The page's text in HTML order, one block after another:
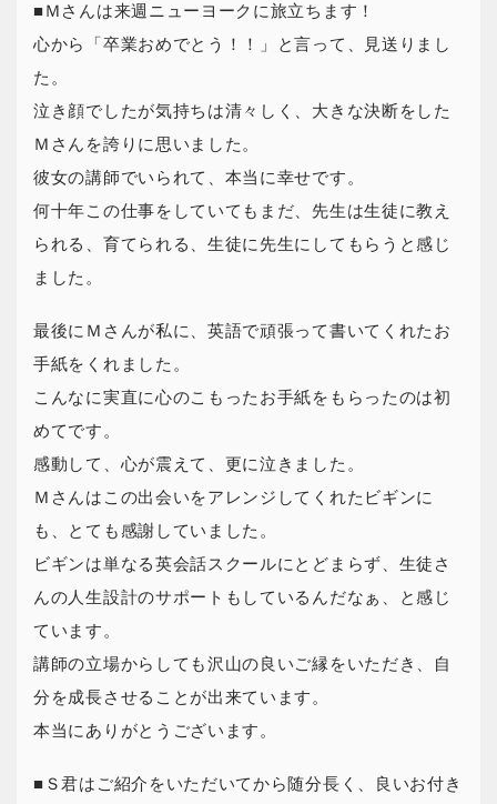
■Ｍさんは来週ニューヨークに旅立ちます！
心から「卒業おめでとう！！」と言って、見送りまし
た。
泣き顔でしたが気持ちは清々しく、大きな決断をした
Ｍさんを誇りに思いました。
彼女の講師でいられて、本当に幸せです。
何十年この仕事をしていてもまだ、先生は生徒に教え
られる、育てられる、生徒に先生にしてもらうと感じ
ました。
最後にＭさんが私に、英語で頑張って書いてくれたお
手紙をくれました。
こんなに実直に心のこもったお手紙をもらったのは初
めてです。
感動して、心が震えて、更に泣きました。
Ｍさんはこの出会いをアレンジしてくれたビギンに
も、とても感謝していました。
ビギンは単なる英会話スクールにとどまらず、生徒さ
んの人生設計のサポートもしているんだなぁ、と感じ
ています。
講師の立場からしても沢山の良いご縁をいただき、自
分を成長させることが出来ています。
本当にありがとうございます。
■Ｓ君はご紹介をいただいてから随分長く、良いお付き